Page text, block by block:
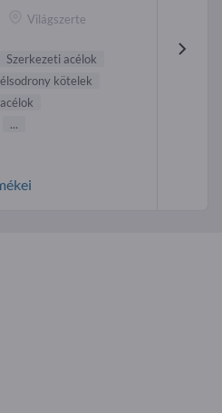
Világszerte
Szerkezeti acélok
kötelek
...